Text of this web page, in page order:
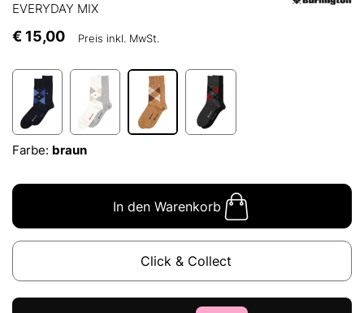
EVERYDAY MIX
€ 15,00 Preis inkl. MwSt.
Farbe: braun
In den Warenkorb
Click & Collect